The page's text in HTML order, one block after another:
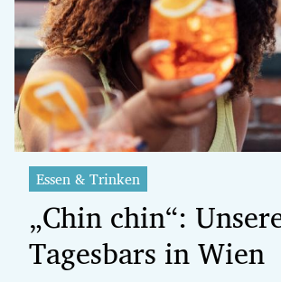
Untermenü
Untermenü
Untermenü
Untermenü
Untermenü
Untermenü
Essen & Trinken
„Chin chin“:
Tagesbars in Wien